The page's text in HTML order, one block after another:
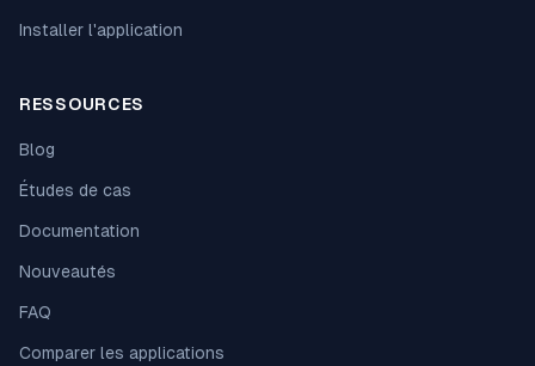
Installer l'application
RESSOURCES
Blog
Études de cas
Documentation
Nouveautés
FAQ
Comparer les applications